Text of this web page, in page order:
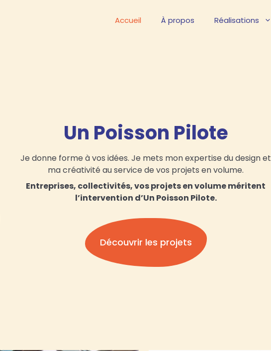
Accueil À propos Réalisations
Un Poisson Pilote
Je donne forme à vos idées. Je mets mon expertise du design et
ma créativité au service de vos projets en volume.
Entreprises, collectivités, vos projets en volume méritent
l’intervention d’Un Poisson Pilote.
Découvrir les projets